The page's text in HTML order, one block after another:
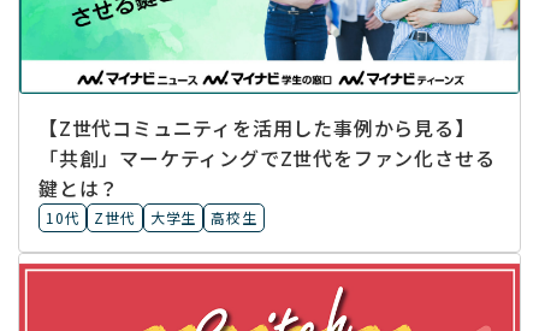
【Z世代コミュニティを活用した事例から見る】
「共創」マーケティングでZ世代をファン化させる
鍵とは？
10代 Z世代 大学生 高校生